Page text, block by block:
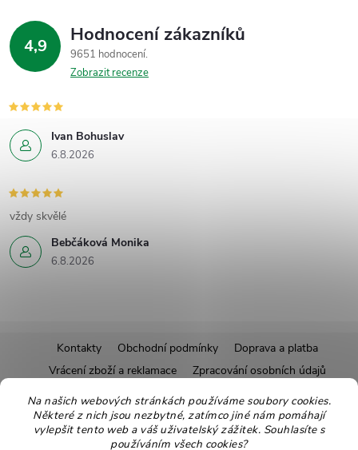
Na našich webových stránkách používáme soubory cookies.
Některé z nich jsou nezbytné, zatímco jiné nám pomáhají
vylepšit tento web a váš uživatelský zážitek. Souhlasíte s
používáním všech cookies?
4,9 Hodnocení zákazníků
9651 hodnocení
Zobrazit recenze
Ivan Bohuslav
6.8.2026
Bebčáková Monika
6.8.2026
vždy skvělé
á
Kontakty Obchodní podmínky
Doprava a platba
Vrácení zboží a reklamace
Zpracování osobních údajů
Pravidla soutěží
Affiliate program
Recepty
Pro nové dodavatele
Ekologické balení Moje objednávka